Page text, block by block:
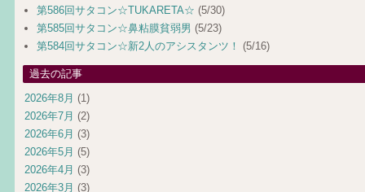
第586回サタコン☆TUKARETA☆ (5/30)
第585回サタコン☆鼻粘膜貧弱男 (5/23)
第584回サタコン☆新2人のアシスタンツ！ (5/16)
過去の記事
2026年8月 (1)
2026年7月 (2)
2026年6月 (3)
2026年5月 (5)
2026年4月 (3)
2026年3月 (3)